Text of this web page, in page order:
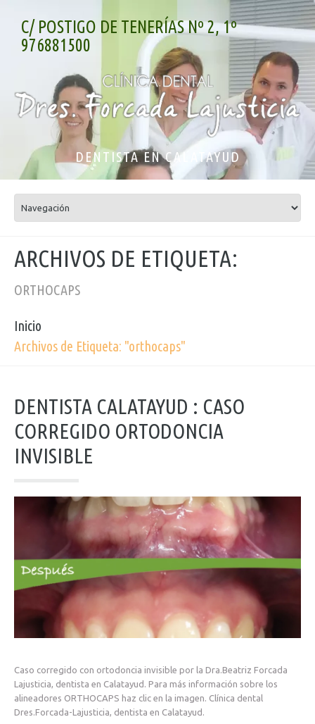
C/ POSTIGO DE TENERÍAS Nº 2, 1º
976881500
DENTISTA EN CALATAYUD
ARCHIVOS DE ETIQUETA:
ORTHOCAPS
Inicio
Archivos de Etiqueta: "orthocaps"
DENTISTA CALATAYUD : CASO
CORREGIDO ORTODONCIA
INVISIBLE
Caso corregido con ortodoncia invisible por la Dra.Beatriz Forcada
Lajusticia, dentista en Calatayud. Para más información sobre los
alineadores ORTHOCAPS haz clic en la imagen. Clínica dental
Dres.Forcada-Lajusticia, dentista en Calatayud.